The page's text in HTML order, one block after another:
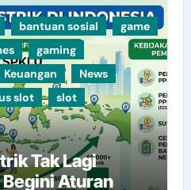
bantuan sosial
game
gaming
Keuangan
News
slot
slot
Tak Lagi
Aturan